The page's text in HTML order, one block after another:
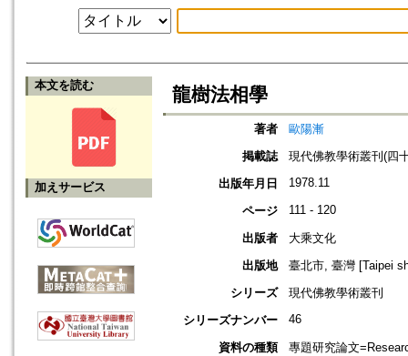
本文を読む
加えサービス
龍樹法相學
著者
歐陽漸
掲載誌
現代佛教學術叢刊(四
出版年月日
1978.11
ページ 111 - 120
出版者
大乘文化
出版地
臺北市, 臺灣 [Taipei
シリーズ
現代佛教學術叢刊
シリーズナンバー
46
資料の種類
專題研究論文